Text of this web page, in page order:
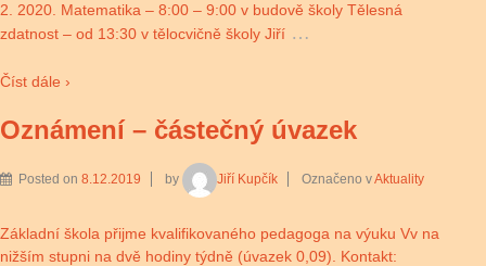
2. 2020. Matematika – 8:00 – 9:00 v budově školy Tělesná
zdatnost – od 13:30 v tělocvičně školy Jiří …
Číst dále ›
Oznámení – částečný úvazek
Posted on 8.12.2019 by Jiří Kupčík Označeno vAktuality
Základní škola přijme kvalifikovaného pedagoga na výuku Vv na
nižším stupni na dvě hodiny týdně (úvazek 0,09). Kontakt: